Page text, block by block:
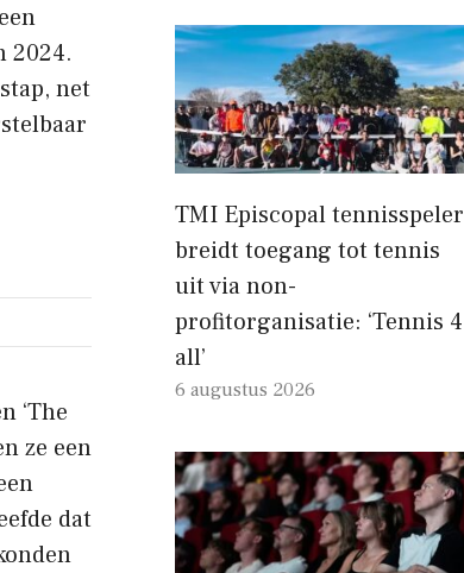
2024.
net
‘The
ze een
dat
TMI Episcopal tennisspeler
breidt toegang tot tennis
uit via non-
profitorganisatie: ‘Tennis 4
all’
6 augustus 2026